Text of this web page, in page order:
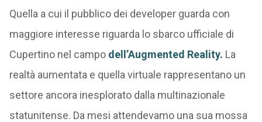
Quella a cui il pubblico dei developer guarda con
maggiore interesse riguarda lo sbarco ufficiale di
Cupertino nel campo dell’Augmented Reality. La
realtà aumentata e quella virtuale rappresentano un
settore ancora inesplorato dalla multinazionale
statunitense. Da mesi attendevamo una sua mossa